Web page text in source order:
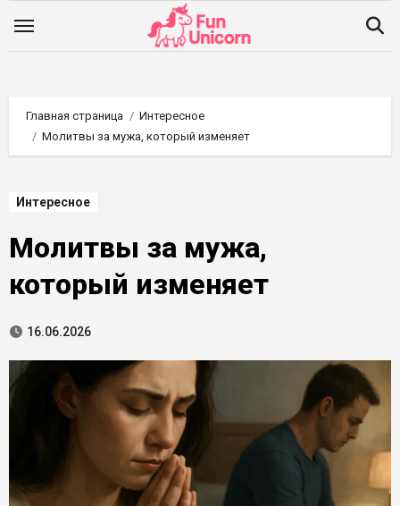
Главная страница
Интересное
Молитвы за мужа, который изменяет
Интересное
Молитвы за мужа,
который изменяет
16.06.2026